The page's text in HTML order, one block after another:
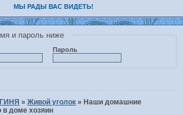
МЫ РАДЫ ВАС ВИДЕТЬ!
и пароль ниже
Пароль
»Живой уголок »Наши домашние
доме хозяин